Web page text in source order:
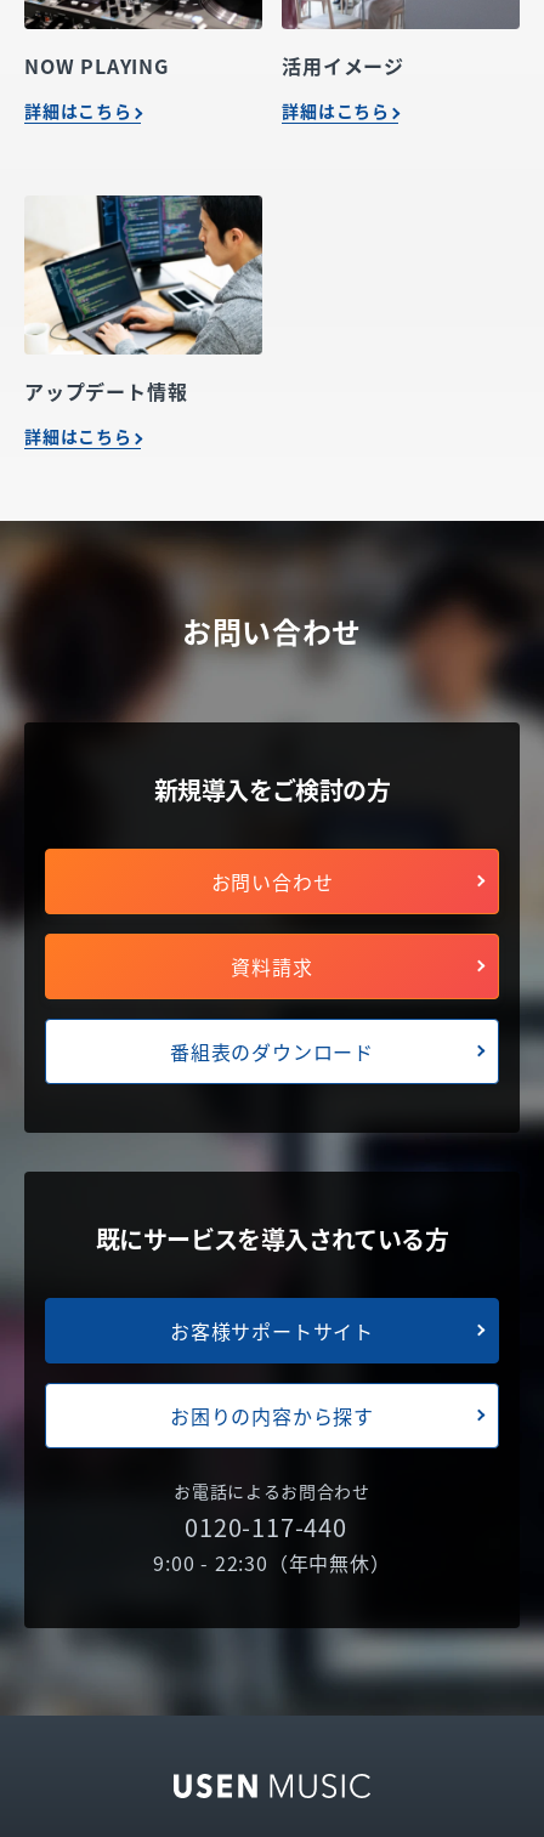
NOW PLAYING
詳細はこちら
活用イメージ
詳細はこちら
アップデート情報
詳細はこちら
お問い合わせ
新規導入をご検討の方
お問い合わせ
資料請求
番組表のダウンロード
既にサービスを導入されている方
お客様サポートサイト
お困りの内容から探す
お電話によるお問合わせ
0120-117-440
9:00 - 22:30（年中無休）